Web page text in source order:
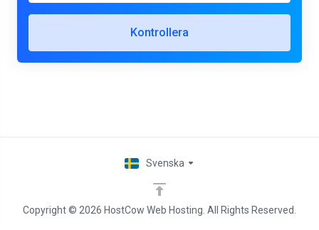
Kontrollera
Copyright © 2026 HostCow Web Hosting. All Rights Reserved.
Svenska